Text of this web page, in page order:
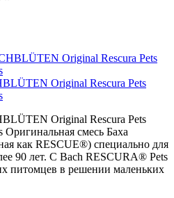
Original Rescura Pets
Original Rescura Pets
смесь Баха
как RESCUE®) специально для
90 лет. С Bach RESCURA® Pets
питомцев в решении маленьких